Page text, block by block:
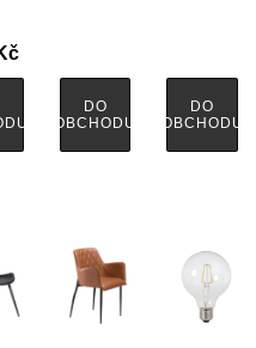
DO
OBCHODU
DO
OBCHODU